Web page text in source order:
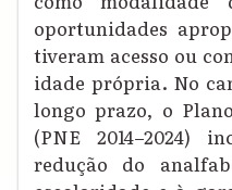
oportunidades
tiveram acesso ou
idade própria. No
longo prazo, o
(PNE 2014–2024)
redução do